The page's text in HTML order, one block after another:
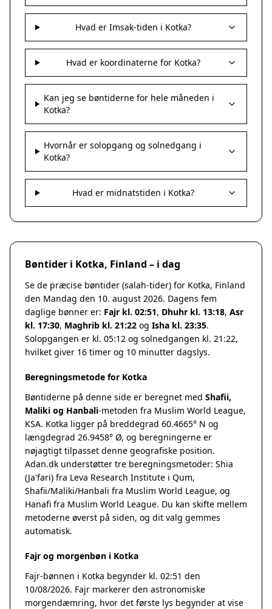
Hvad er Imsak-tiden i Kotka?
Hvad er koordinaterne for Kotka?
Kan jeg se bøntiderne for hele måneden i
Kotka?
Hvornår er solopgang og solnedgang i
Kotka?
Hvad er midnatstiden i Kotka?
Bøntider i Kotka, Finland – i dag
Se de præcise bøntider (salah-tider) for Kotka, Finland
den Mandag den 10. august 2026. Dagens fem
daglige bønner er: Fajr kl. 02:51, Dhuhr kl. 13:18, Asr
kl. 17:30, Maghrib kl. 21:22 og Isha kl. 23:35.
Solopgangen er kl. 05:12 og solnedgangen kl. 21:22,
hvilket giver 16 timer og 10 minutter dagslys.
Beregningsmetode for Kotka
Bøntiderne på denne side er beregnet med Shafii,
Maliki og Hanbali-metoden fra Muslim World League,
KSA. Kotka ligger på breddegrad 60.4665° N og
længdegrad 26.9458° Ø, og beregningerne er
nøjagtigt tilpasset denne geografiske position.
Adan.dk understøtter tre beregningsmetoder: Shia
(Ja'fari) fra Leva Research Institute i Qum,
Shafii/Maliki/Hanbali fra Muslim World League, og
Hanafi fra Muslim World League. Du kan skifte mellem
metoderne øverst på siden, og dit valg gemmes
automatisk.
Fajr og morgenbøn i Kotka
Fajr-bønnen i Kotka begynder kl. 02:51 den
10/08/2026. Fajr markerer den astronomiske
morgendæmring, hvor det første lys begynder at vise